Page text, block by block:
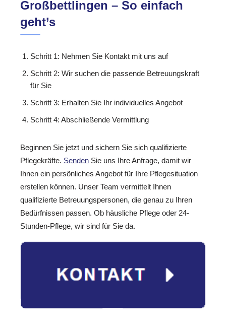
Großbettlingen – So einfach
geht’s
Schritt 1: Nehmen Sie Kontakt mit uns auf
Schritt 2: Wir suchen die passende Betreuungskraft
für Sie
Schritt 3: Erhalten Sie Ihr individuelles Angebot
Schritt 4: Abschließende Vermittlung
Beginnen Sie jetzt und sichern Sie sich qualifizierte
Pflegekräfte. Senden Sie uns Ihre Anfrage, damit wir
Ihnen ein persönliches Angebot für Ihre Pflegesituation
erstellen können. Unser Team vermittelt Ihnen
qualifizierte Betreuungspersonen, die genau zu Ihren
Bedürfnissen passen. Ob häusliche Pflege oder 24-
Stunden-Pflege, wir sind für Sie da.